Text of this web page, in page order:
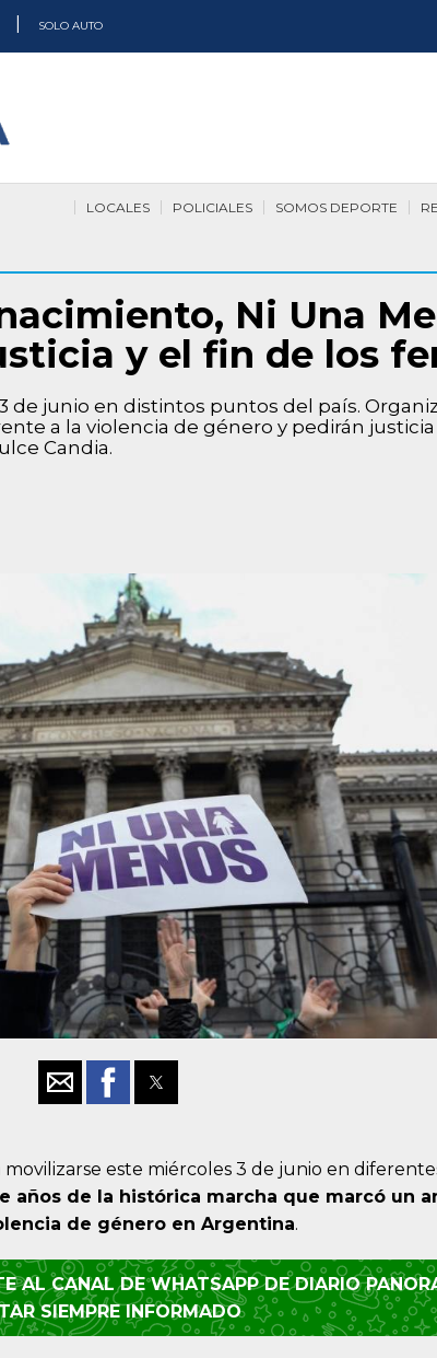
SOLO AUTO
SOMOS DEPORTE
POLICIALES
LOCALES
Ni Una
y el fin de los
de junio en distintos puntos del país.
a la violencia de género y pedirán
Candia.
movilizarse este miércoles 3 de junio en
años de la histórica marcha que marcó un
de género en Argentina.
AL CANAL DE WHATSAPP DE DIARIO
SIEMPRE INFORMADO